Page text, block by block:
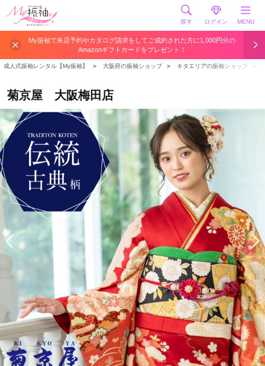
探す ログイン MENU
My振袖で来店予約やカタログ請求をしてご成約された方に1,000円分の
Amazonギフトカードをプレゼント！
成人式振袖レンタル【My振袖】 ＞ 大阪府の振袖ショップ ＞ キタエリアの振袖ショップ ＞
菊京屋 大阪梅田店